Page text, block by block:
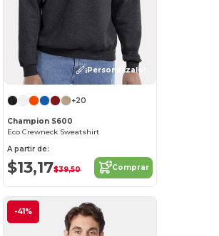
¡Personalízalo!
+20
Champion S600
Eco Crewneck Sweatshirt
A partir de:
$13,17$39,50 Comprar
-41%